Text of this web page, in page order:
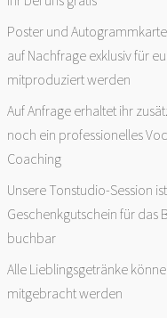
Poster und
auf Nachfrage exklusiv für
mitproduziert werden
Auf Anfrage erhaltet ihr
noch ein professionelles
Coaching
Unsere Tonstudio-Session
Geschenkgutschein für das
buchbar
Alle Lieblingsgetränke
mitgebracht werden